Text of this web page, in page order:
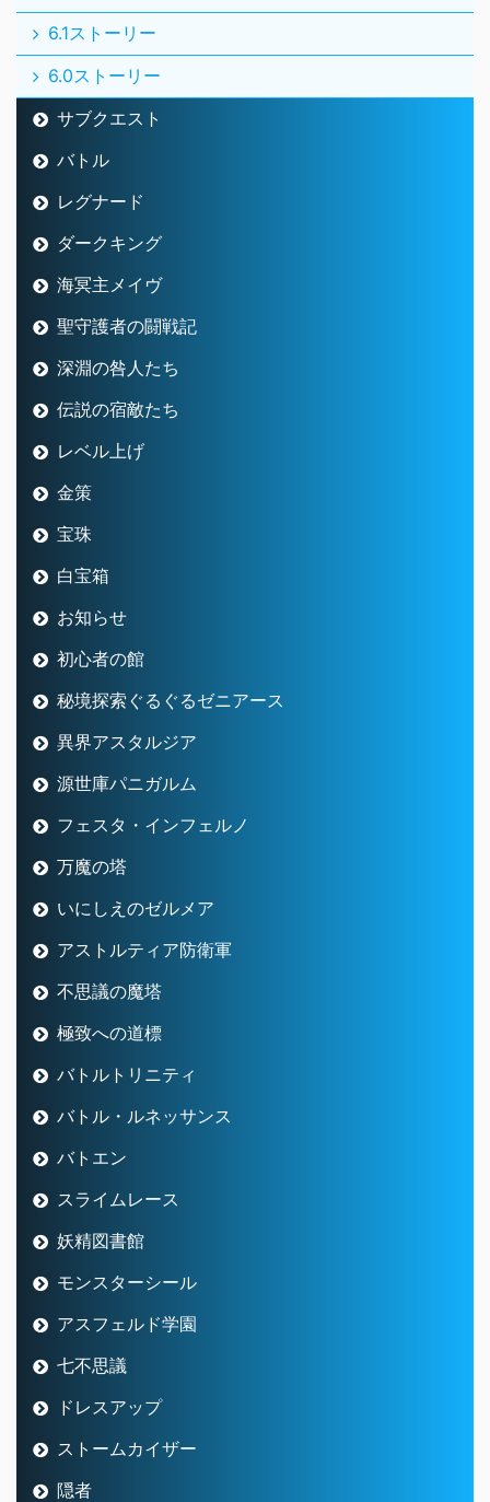
6.1ストーリー
6.0ストーリー
サブクエスト
バトル
レグナード
ダークキング
海冥主メイヴ
聖守護者の闘戦記
深淵の咎人たち
伝説の宿敵たち
レベル上げ
金策
宝珠
白宝箱
お知らせ
初心者の館
秘境探索ぐるぐるゼニアース
異界アスタルジア
源世庫パニガルム
フェスタ・インフェルノ
万魔の塔
いにしえのゼルメア
アストルティア防衛軍
不思議の魔塔
極致への道標
バトルトリニティ
バトル・ルネッサンス
バトエン
スライムレース
妖精図書館
モンスターシール
アスフェルド学園
七不思議
ドレスアップ
ストームカイザー
隠者